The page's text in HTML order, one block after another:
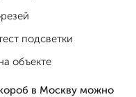
подсветки
объекте
в Москву можно